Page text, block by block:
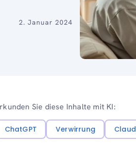
2. Januar 2024
Sie diese Inhalte mit KI:
ChatGPT Verwirrung